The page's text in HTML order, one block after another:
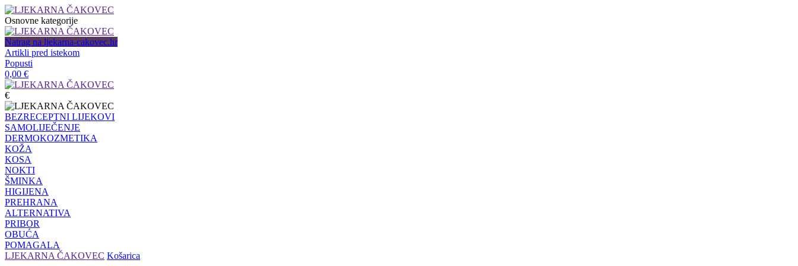
Osnovne kategorije
Natrag na ljekarna-cakovec.hr
Artikli pred istekom
Popusti
0,00 €
€
BEZRECEPTNI LIJEKOVI
SAMOLIJEČENJE
DERMOKOZMETIKA
KOŽA
KOSA
NOKTI
ŠMINKA
HIGIJENA
PREHRANA
ALTERNATIVA
PRIBOR
OBUĆA
POMAGALA
LJEKARNA ČAKOVEC Košarica